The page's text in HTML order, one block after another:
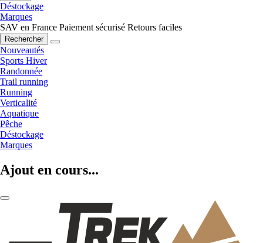
Déstockage
Marques
SAV en France Paiement sécurisé Retours faciles
Rechercher
Nouveautés
Sports Hiver
Randonnée
Trail running
Running
Verticalité
Aquatique
Pêche
Déstockage
Marques
Ajout en cours...